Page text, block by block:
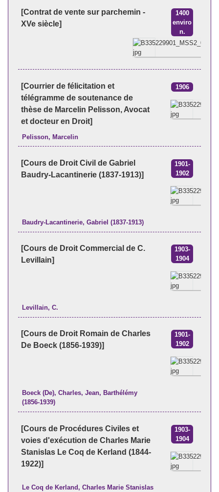
[Contrat de vente sur parchemin -
XVe siècle]
1400
enviro
n.
[Courrier de félicitation et
télégramme de soutenance de
thèse de Marcelin Pelisson, Avocat
et docteur en Droit]
1906
Pelisson, Marcelin
[Cours de Droit Civil de Gabriel
Baudry-Lacantinerie (1837-1913)]
1901-
1902
Baudry-Lacantinerie, Gabriel (1837-1913)
[Cours de Droit Commercial de C.
Levillain]
1903-
1904
Levillain, C.
[Cours de Droit Romain de Charles
De Boeck (1856-1939)]
1901-
1902
Boeck (De), Charles, Jean, Barthélémy
(1856-1939)
[Cours de Procédures Civiles et
voies d'exécution de Charles Marie
Stanislas Le Coq de Kerland (1844-
1922)]
1903-
1904
Le Coq de Kerland, Charles Marie Stanislas